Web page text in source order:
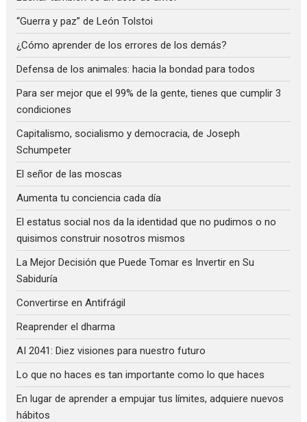
“Guerra y paz” de León Tolstoi
¿Cómo aprender de los errores de los demás?
Defensa de los animales: hacia la bondad para todos
Para ser mejor que el 99% de la gente, tienes que cumplir 3
condiciones
Capitalismo, socialismo y democracia, de Joseph
Schumpeter
El señor de las moscas
Aumenta tu conciencia cada día
El estatus social nos da la identidad que no pudimos o no
quisimos construir nosotros mismos
La Mejor Decisión que Puede Tomar es Invertir en Su
Sabiduría
Convertirse en Antifrágil
Reaprender el dharma
AI 2041: Diez visiones para nuestro futuro
Lo que no haces es tan importante como lo que haces
En lugar de aprender a empujar tus límites, adquiere nuevos
hábitos